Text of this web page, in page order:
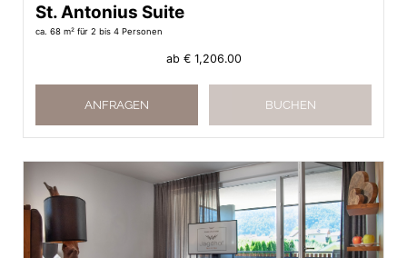
St. Antonius Suite
ca. 68 m² für 2 bis 4 Personen
ab € 1,206.00
ANFRAGEN BUCHEN